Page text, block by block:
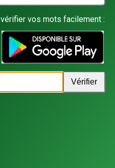
vos mots facilement :